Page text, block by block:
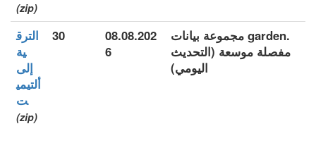
(zip)
.garden مجموعة بيانات
مفصلة موسعة (التحديث
اليومي)
08.08.202
6
30
الترق
ية
إلى
ألتيمي
ت
(zip)